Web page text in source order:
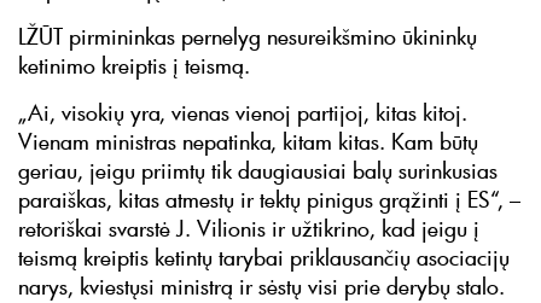
LŽŪT pirmininkas pernelyg nesureikšmino ūkininkų
ketinimo kreiptis į teismą.
„Ai, visokių yra, vienas vienoj partijoj, kitas kitoj.
Vienam ministras nepatinka, kitam kitas. Kam būtų
geriau, jeigu priimtų tik daugiausiai balų surinkusias
paraiškas, kitas atmestų ir tektų pinigus grąžinti į ES“, –
retoriškai svarstė J. Vilionis ir užtikrino, kad jeigu į
teismą kreiptis ketintų tarybai priklausančių asociacijų
narys, kviestųsi ministrą ir sėstų visi prie derybų stalo.